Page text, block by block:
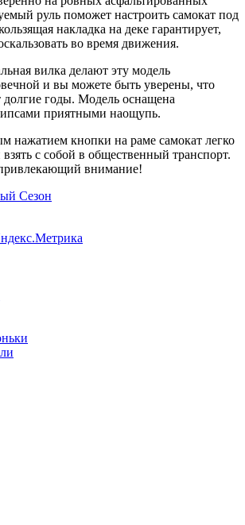
руль поможет настроить самокат под
накладка на деке гарантирует,
во время движения.
вилка делают эту модель
и вы можете быть уверены, что
долгие годы. Модель оснащена
приятными наощупь.
нажатием кнопки на раме самокат легко
с собой в общественный транспорт.
внимание!